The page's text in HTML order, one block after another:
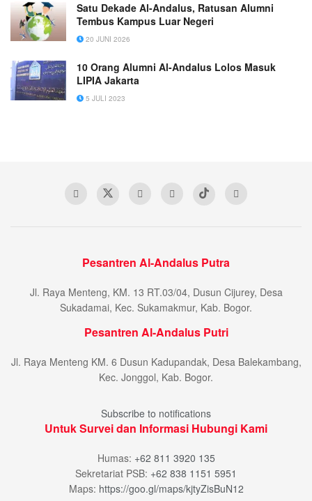
Satu Dekade Al-Andalus, Ratusan Alumni
Tembus Kampus Luar Negeri
20 JUNI 2026
10 Orang Alumni Al-Andalus Lolos Masuk
LIPIA Jakarta
5 JULI 2023
Pesantren Al-Andalus Putra
Jl. Raya Menteng, KM. 13 RT.03/04, Dusun Cijurey, Desa
Sukadamai, Kec. Sukamakmur, Kab. Bogor.
Pesantren Al-Andalus Putri
Jl. Raya Menteng KM. 6 Dusun Kadupandak, Desa Balekambang,
Kec. Jonggol, Kab. Bogor.
Subscribe to notifications
Untuk Survei dan Informasi Hubungi Kami
Humas: +62 811 3920 135
Sekretariat PSB: +62 838 1151 5951
Maps: https://goo.gl/maps/kjtyZisBuN12